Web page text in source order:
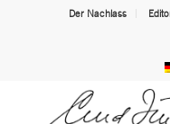
Der Nachlass